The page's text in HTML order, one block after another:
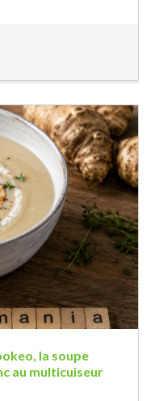
la soupe
au multicuiseur